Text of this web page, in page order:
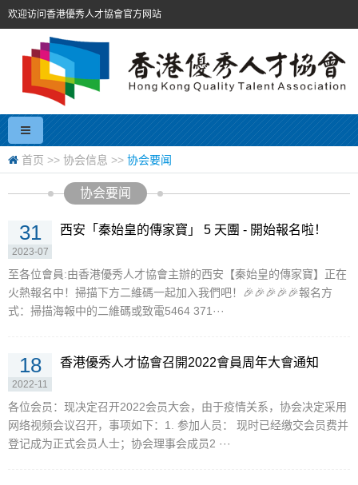
欢迎访问香港優秀人才協會官方网站
首页 >> 协会信息 >> 协会要闻
协会要闻
31
2023-07
西安「秦始皇的傳家寶」 5 天團 - 開始報名啦！
至各位會員:由香港優秀人才協會主辦的西安【秦始皇的傳家寶】正在
火熱報名中！掃描下方二維碼一起加入我們吧！🎉🎉🎉🎉🎉報名方
式：掃描海報中的二維碼或致電5464 371···
18
2022-11
香港優秀人才協會召開2022會員周年大會通知
各位会员：现决定召开2022会员大会，由于疫情关系，协会决定采用
网络视频会议召开，事项如下：1. 参加人员： 现时已经缴交会员费并
登记成为正式会员人士；协会理事会成员2 ···